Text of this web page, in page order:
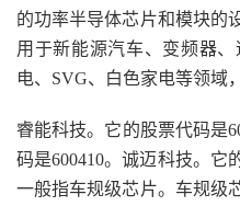
的功率半导体芯片和模块的
用于新能源汽车、变频器
电、SVG、白色家电等领域
睿能科技。它的股票代码是
码是600410。诚迈科技。它
一般指车规级芯片。车规级